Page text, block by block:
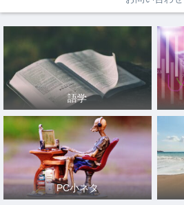
語学
PC小ネタ